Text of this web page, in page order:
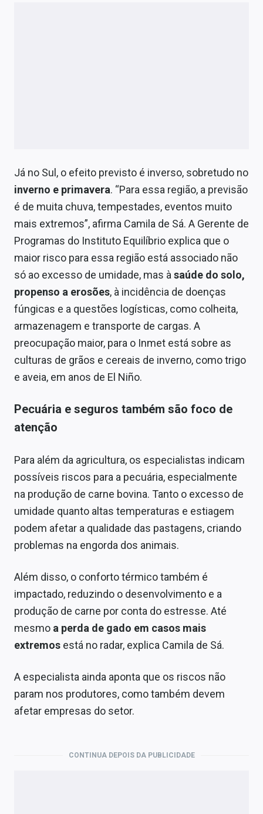
Já no Sul, o efeito previsto é inverso, sobretudo no
inverno e primavera. “Para essa região, a previsão
é de muita chuva, tempestades, eventos muito
mais extremos”, afirma Camila de Sá. A Gerente de
Programas do Instituto Equilíbrio explica que o
maior risco para essa região está associado não
só ao excesso de umidade, mas àsaúde do solo,
propenso a erosões, à incidência de doenças
fúngicas e a questões logísticas, como colheita,
armazenagem e transporte de cargas. A
preocupação maior, para o Inmet está sobre as
culturas de grãos e cereais de inverno, como trigo
e aveia, em anos de El Niño.
Pecuária e seguros também são foco de
atenção
Para além da agricultura, os especialistas indicam
possíveis riscos para a pecuária, especialmente
na produção de carne bovina. Tanto o excesso de
umidade quanto altas temperaturas e estiagem
podem afetar a qualidade das pastagens, criando
problemas na engorda dos animais.
Além disso, o conforto térmico também é
impactado, reduzindo o desenvolvimento e a
produção de carne por conta do estresse. Até
mesmo a perda de gado em casos mais
extremos está no radar, explica Camila de Sá.
A especialista ainda aponta que os riscos não
param nos produtores, como também devem
afetar empresas do setor.
CONTINUA DEPOIS DA PUBLICIDADE